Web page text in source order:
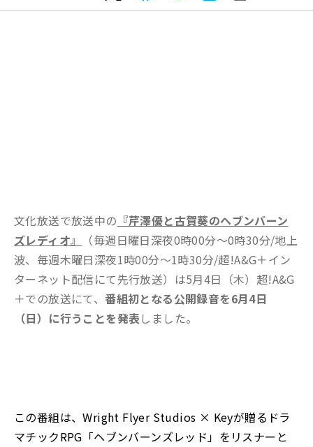
文化放送で放送中の 『芹澤優と古賀葵のヘブンバーン
ズレディオ』
（毎週日曜日深夜0時00分～0時30分/地上
波、毎週木曜日深夜1時00分～1時30分/超!A&G＋イン
ターネット配信にて先行放送）は5月4日（木）超!A&G
＋での放送にて、 番組初となる公開録音を6月4日
（日）に行うことを発表 しました。
この番組は、Wright Flyer Studios × Keyが贈るドラ
マチックRPG「ヘブンバーンズレッド」をリスナーと